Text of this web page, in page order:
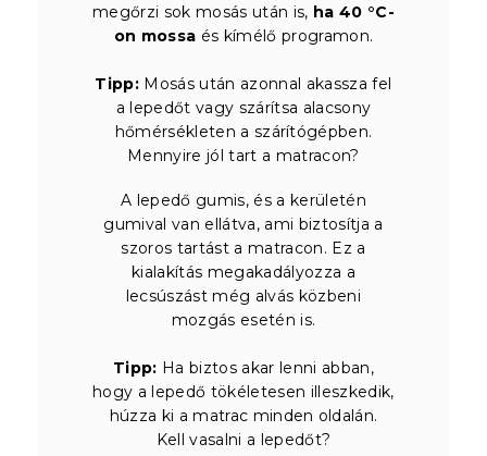
megőrzi sok mosás után is, ha 40 °C-
on mossa és kímélő programon.
Tipp: Mosás után azonnal akassza fel
a lepedőt vagy szárítsa alacsony
hőmérsékleten a szárítógépben.
Mennyire jól tart a matracon?
A lepedő gumis, és a kerületén
gumival van ellátva, ami biztosítja a
szoros tartást a matracon. Ez a
kialakítás megakadályozza a
lecsúszást még alvás közbeni
mozgás esetén is.
Tipp: Ha biztos akar lenni abban,
hogy a lepedő tökéletesen illeszkedik,
húzza ki a matrac minden oldalán.
Kell vasalni a lepedőt?